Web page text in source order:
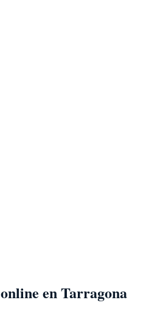
online enTarragona